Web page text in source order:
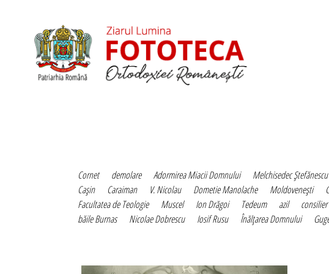
Cornet demolare Adormirea Miacii Domnului Melchisedec Ştefănescu
Caşin
Caraiman V. Nicolau Dometie Manolache Moldoveneşti
Facultatea de Teologie
Muscel Ion Drăgoi Tedeum azil consilier
băile Burnas
Nicolae Dobrescu Iosif Rusu Înălţarea Domnului